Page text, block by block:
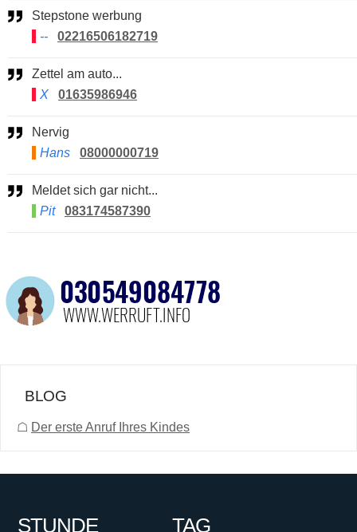
Stepstone werbung
--
02216506182719
Zettel am auto...
X
01635986946
Nervig
Hans
08000000719
Meldet sich gar nicht...
Pit
083174587390
BLOG
☖ Der erste Anruf Ihres Kindes
STUNDE TAG